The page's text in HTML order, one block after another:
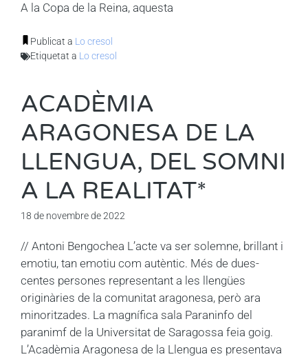
A la Copa de la Reina, aquesta
Publicat a Lo cresol
Etiquetat a Lo cresol
ACADÈMIA
ARAGONESA DE LA
LLENGUA, DEL SOMNI
A LA REALITAT*
18 de novembre de 2022
// Antoni Bengochea L’acte va ser solemne, brillant i
emotiu, tan emotiu com autèntic. Més de dues-
centes persones representant a les llengües
originàries de la comunitat aragonesa, però ara
minoritzades. La magnífica sala Paraninfo del
paranimf de la Universitat de Saragossa feia goig.
L’Acadèmia Aragonesa de la Llengua es presentava